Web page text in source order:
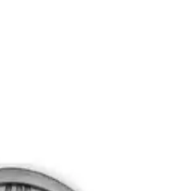
Dekorasyonda Yeni